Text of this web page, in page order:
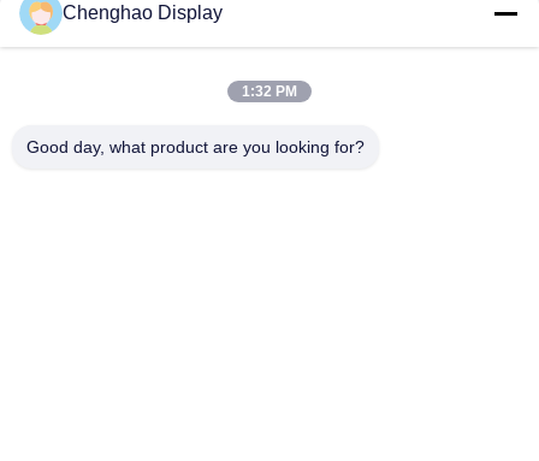
capacitieve touch
1920*480 Hoge resolutie LCD-scherm 8 inch IPS-scherm
Chenghao Display
1:32 PM
Good day, what product are you looking for?